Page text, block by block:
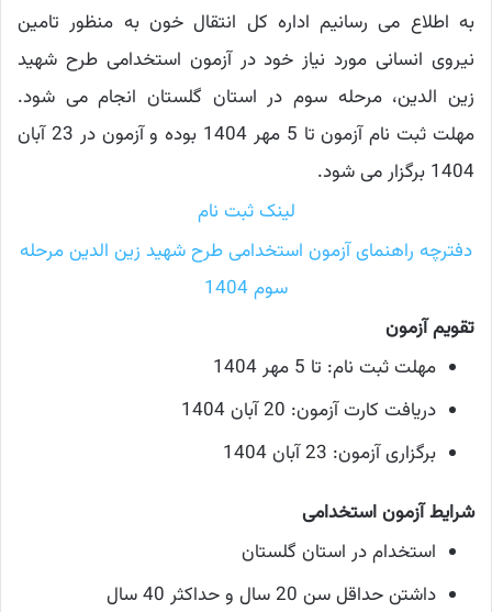
به اطلاع می رسانیم اداره کل انتقال خون به منظور تامین
نیروی انسانی مورد نیاز خود در آزمون استخدامی طرح شهید
زین‌ الدین، مرحله سوم در استان گلستان انجام می‌ شود.
مهلت ثبت نام آزمون تا 5 مهر 1404 بوده و آزمون در 23 آبان
1404 برگزار می شود.
لینک ثبت نام
دفترچه راهنمای آزمون استخدامی طرح شهید زین الدین مرحله
سوم 1404
تقویم آزمون
مهلت ثبت نام: تا 5 مهر 1404
دریافت کارت آزمون: 20 آبان 1404
برگزاری آزمون: 23 آبان 1404
شرایط آزمون استخدامی
استخدام در استان گلستان
داشتن حداقل سن 20 سال و حداکثر 40 سال